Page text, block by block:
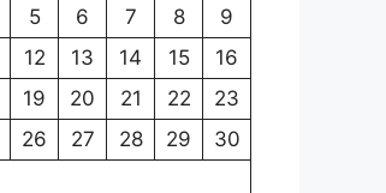
5 6 7 8
9
12 13 14 15
16
19 20 21 22
23
26 27 28 29
30